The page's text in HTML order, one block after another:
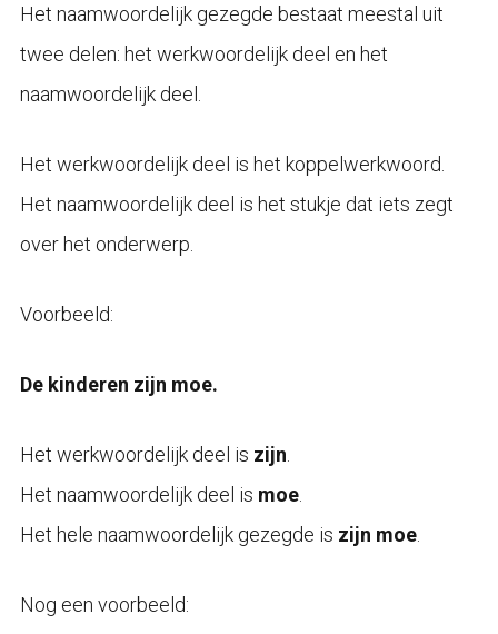
Het naamwoordelijk gezegde bestaat meestal uit
twee delen: het werkwoordelijk deel en het
naamwoordelijk deel.
Het werkwoordelijk deel is het koppelwerkwoord.
Het naamwoordelijk deel is het stukje dat iets zegt
over het onderwerp.
Voorbeeld:
De kinderen zijn moe.
Het werkwoordelijk deel is zijn
Het naamwoordelijk deel is moe.
Het hele naamwoordelijk gezegde is zijn moe.
Nog een voorbeeld: